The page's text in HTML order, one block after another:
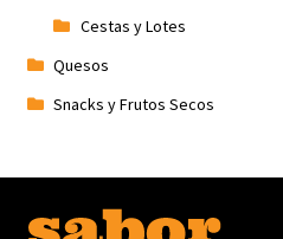
Cestas y Lotes
Quesos
Snacks y Frutos Secos